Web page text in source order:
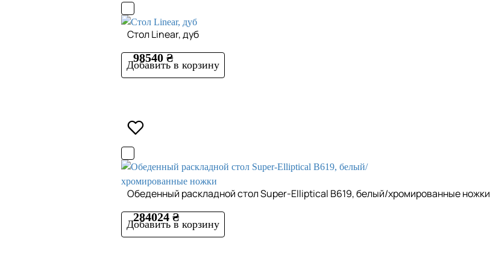
Стол Linear, дуб
98540 ₴
Добавить в корзину
Обеденный раскладной стол Super-Elliptical B619, белый/хромированные ножки
284024 ₴
Добавить в корзину